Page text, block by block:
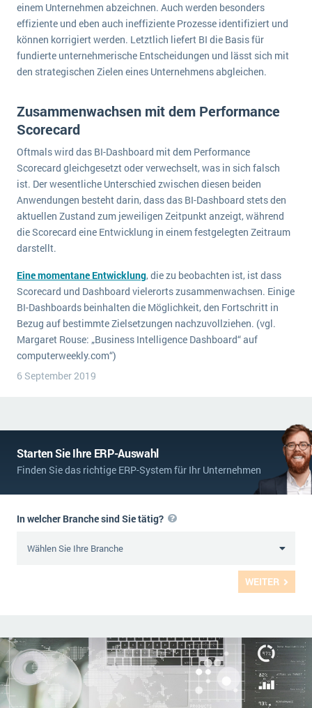
einem Unternehmen abzeichnen. Auch werden besonders
effiziente und eben auch ineffiziente Prozesse identifiziert und
können korrigiert werden. Letztlich liefert BI die Basis für
fundierte unternehmerische Entscheidungen und lässt sich mit
den strategischen Zielen eines Unternehmens abgleichen.
Zusammenwachsen mit dem Performance
Scorecard
Oftmals wird das BI-Dashboard mit dem Performance
Scorecard gleichgesetzt oder verwechselt, was in sich falsch
ist. Der wesentliche Unterschied zwischen diesen beiden
Anwendungen besteht darin, dass das BI-Dashboard stets den
aktuellen Zustand zum jeweiligen Zeitpunkt anzeigt, während
die Scorecard eine Entwicklung in einem festgelegten Zeitraum
darstellt.
Eine momentane Entwicklung, die zu beobachten ist, ist dass
Scorecard und Dashboard vielerorts zusammenwachsen. Einige
BI-Dashboards beinhalten die Möglichkeit, den Fortschritt in
Bezug auf bestimmte Zielsetzungen nachzuvollziehen. (vgl.
Margaret Rouse: „Business Intelligence Dashboard“ auf
computerweekly.com“)
6 September 2019
Starten Sie Ihre ERP-Auswahl
Finden Sie das richtige ERP-System für Ihr Unternehmen
WEITER
In welcher Branche sind Sie tätig?